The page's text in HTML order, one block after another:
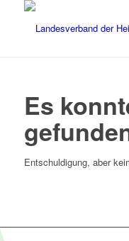
Es
Entschuldigung, aber